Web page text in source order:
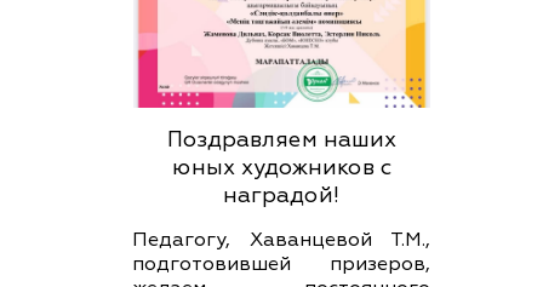
Поздравляем наших
юных художников с
наградой!
Педагогу, Хаванцевой Т.М.,
подготовившей призеров,